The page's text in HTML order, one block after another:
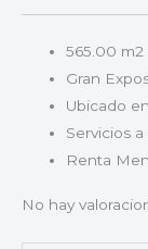
565.00
Gran
Ubicado
Servicios
Renta
No hay